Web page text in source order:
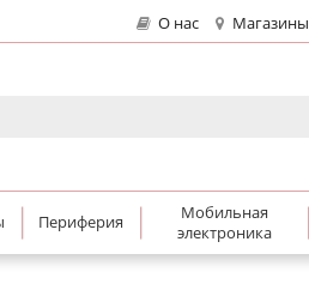
О нас Магазины
Периферия
Мобильная
электроника